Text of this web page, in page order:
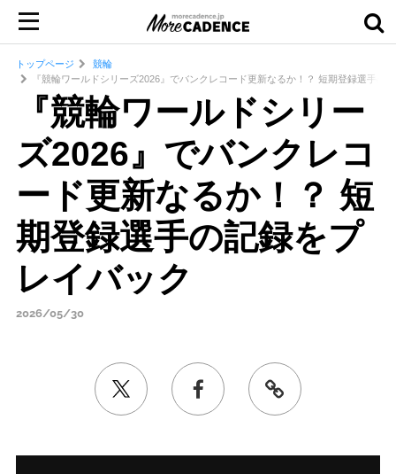
トップページ
競輪
『競輪ワールドシリーズ2026』でバンクレコード更新なるか！？ 短期登録選手の
『競輪ワールドシリー
ズ2026』でバンクレコ
ード更新なるか！？ 短
期登録選手の記録をプ
レイバック
2026/05/30